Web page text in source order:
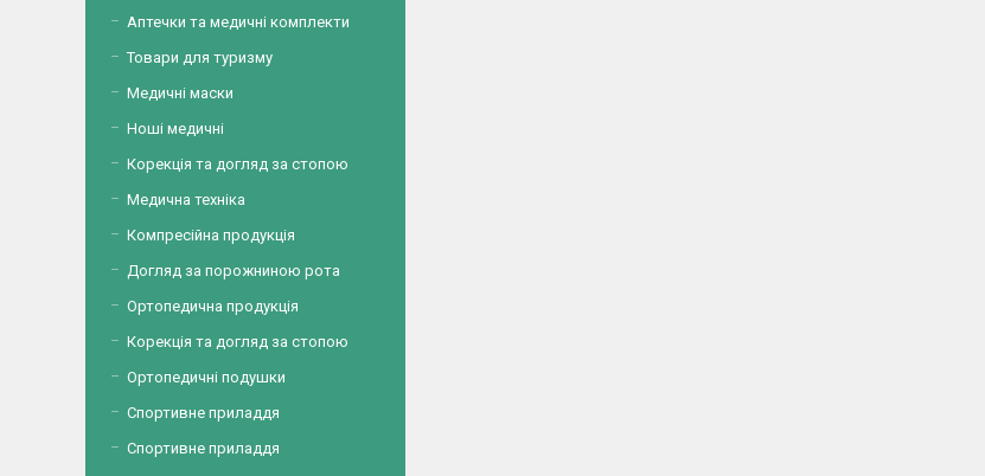
Аптечки та медичні комплекти
Товари для туризму
Медичні маски
Ноші медичні
Корекція та догляд за стопою
Медична техніка
Компресійна продукція
Догляд за порожниною рота
Ортопедична продукція
Корекція та догляд за стопою
Ортопедичні подушки
Спортивне приладдя
Спортивне приладдя